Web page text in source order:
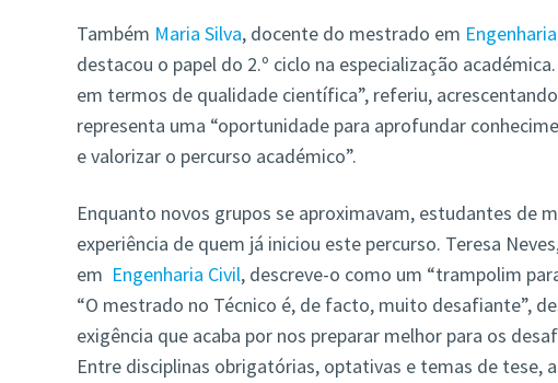
Também Maria Silva, docente do mestrado em
destacou o papel do 2.º ciclo na especialização
em termos de qualidade científica”, referiu,
representa uma “oportunidade para aprofundar
e valorizar o percurso académico”.
Enquanto novos grupos se aproximavam, estudantes de
experiência de quem já iniciou este percurso. Teresa
em Engenharia Civil, descreve-o como um “trampolim
“O mestrado no Técnico é, de facto, muito desafiante”,
exigência que acaba por nos preparar melhor para os
Entre disciplinas obrigatórias, optativas e temas de tese,